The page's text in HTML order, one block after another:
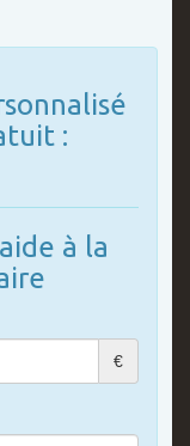
:
à la
€